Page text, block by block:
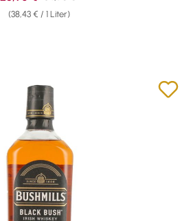
(38,43 € / 1 Liter)